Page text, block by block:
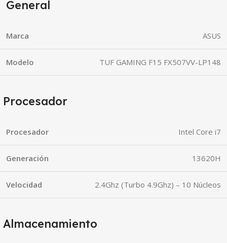
General
Marca ASUS
Modelo TUF GAMING F15 FX507VV-LP148
Procesador
Procesador Intel Core i7
Generación 13620H
Velocidad 2.4Ghz (Turbo 4.9Ghz) – 10 Núcleos
Almacenamiento